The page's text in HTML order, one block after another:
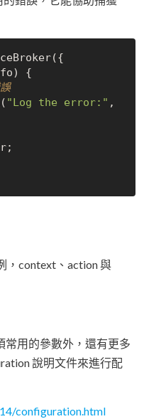
"Log the error:" ,
，context、action 與
常用的參數外，還有更多
說明文件來進行配
configuration.html